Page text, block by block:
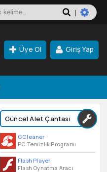
Üye Ol Giriş Yap
Güncel Alet Çantası
CCleaner
PC Temizlik Programı
Flash Player
Flash Oynatma Aracı